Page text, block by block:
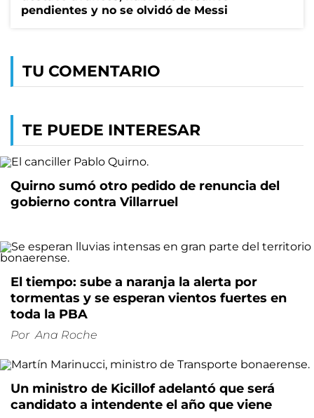
pendientes y no se olvidó de Messi
TU COMENTARIO
TE PUEDE INTERESAR
Quirno sumó otro pedido de renuncia del
gobierno contra Villarruel
El tiempo: sube a naranja la alerta por
tormentas y se esperan vientos fuertes en
toda la PBA
Por Ana Roche
Un ministro de Kicillof adelantó que será
candidato a intendente el año que viene